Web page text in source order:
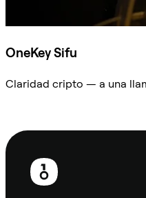
OneKey Sifu
Claridad cripto — a una
Pie